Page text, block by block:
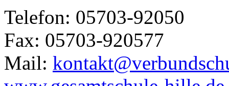
Telefon: 05703-92050
Fax: 05703-920577
Mail: